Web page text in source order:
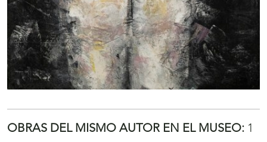
OBRAS DEL MISMO AUTOR EN EL MUSEO: 1